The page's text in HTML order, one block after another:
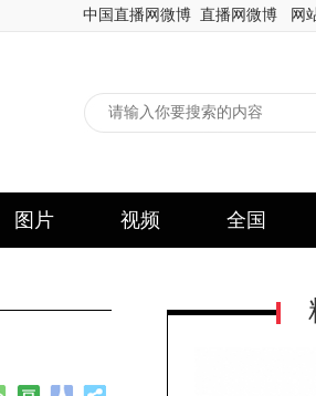
中国直播网微博 直播网微博 网
图片 视频 全国